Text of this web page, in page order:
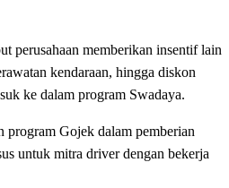
perusahaan memberikan insentif lain
kendaraan, hingga diskon
ke dalam program Swadaya.
program Gojek dalam pemberian
untuk mitra driver dengan bekerja